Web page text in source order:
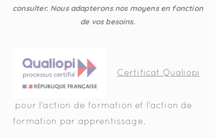
consulter. Nous adapterons nos moyens en fonction
de vos besoins.
Certificat Qualiopi
pour l’action de formation et l’action de
formation par apprentissage.